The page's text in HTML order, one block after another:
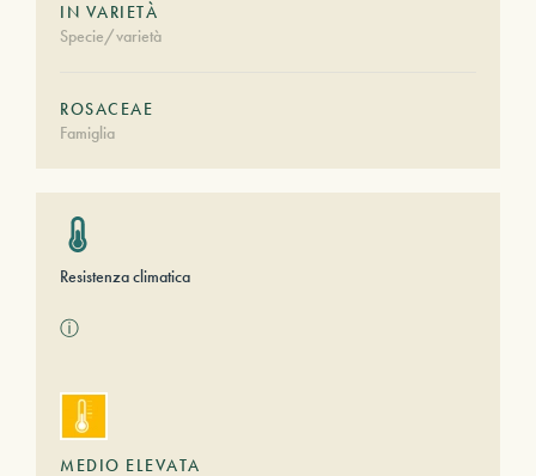
IN VARIETÀ
Specie/varietà
ROSACEAE
Famiglia
Resistenza climatica
ⓘ
MEDIO ELEVATA